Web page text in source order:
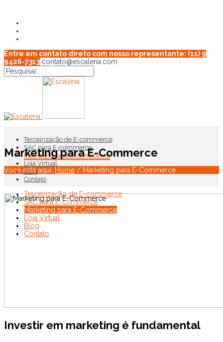
Entre em contato direto com nosso representante: (11) 9
9426-7313 contato@escalena.com
Terceirização de E-commerce
SAC para E-commerce
Marketing para E-Commerce
Loja Virtual
Blog
Contato
Terceirização de E-commerce
SAC para E-commerce
Marketing para E-Commerce
Loja Virtual
Blog
Contato
Marketing para E-Commerce
Você está aqui: Home / Marketing para E-Commerce
Investir em marketing é fundamental